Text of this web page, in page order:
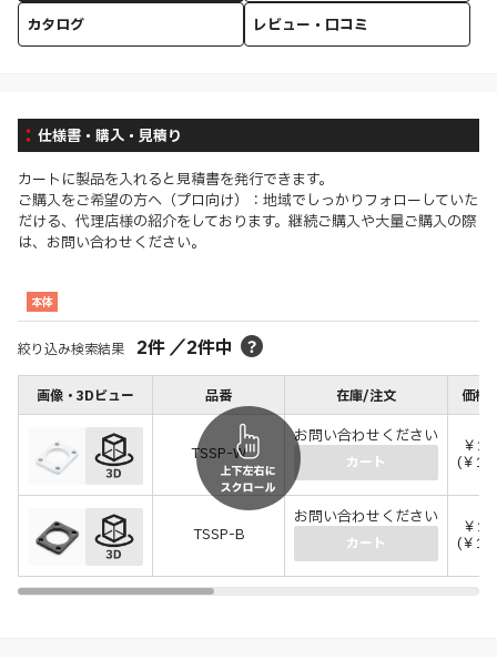
カタログ
レビュー・口コミ
仕様書・購入・見積り
カートに製品を入れると見積書を発行できます。
ご購入をご希望の方へ（プロ向け）：地域でしっかりフォローしていた
だける、代理店様の紹介をしております。継続ご購入や大量ご購入の際
は、お問い合わせください。
本体
絞り込み検索結果 2件／2件中
画像・3Dビュー 品番 在庫/注文 価格(
TSSP-W
お問い合わせください
カート
￥
(￥
TSSP-B
お問い合わせください
カート
￥
(￥